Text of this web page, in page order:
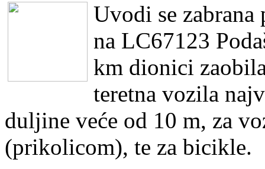
Uvodi se zabrana
na LC67123
km dionici
teretna vozila
duljine veće od 10 m, za
(prikolicom), te za bicikle.